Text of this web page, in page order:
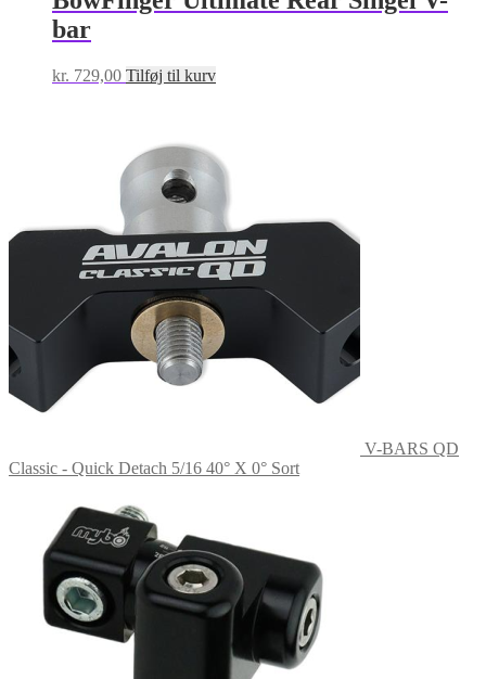
bar
kr. 729,00 Tilføj til kurv
V-BARS QD
Classic - Quick Detach 5/16 40° X 0° Sort